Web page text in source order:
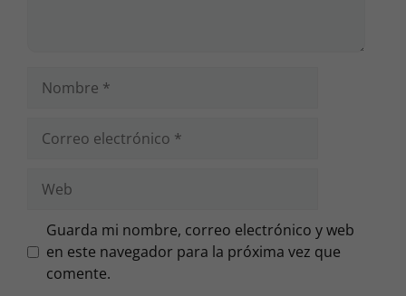
Nombre
Correo
electrónico
Web
Guarda mi nombre, correo electrónico y web
en este navegador para la próxima vez que
comente.